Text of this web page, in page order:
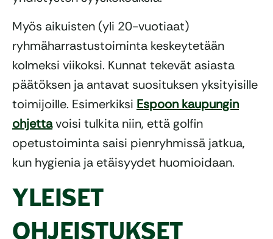
Myös aikuisten (yli 20-vuotiaat)
ryhmäharrastustoiminta keskeytetään
kolmeksi viikoksi. Kunnat tekevät asiasta
päätöksen ja antavat suosituksen yksityisille
toimijoille. Esimerkiksi Espoon kaupungin
ohjettavoisi tulkita niin, että golfin
opetustoiminta saisi pienryhmissä jatkua,
kun hygienia ja etäisyydet huomioidaan.
YLEISET
OHJEISTUKSET